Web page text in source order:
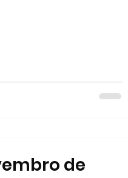
de